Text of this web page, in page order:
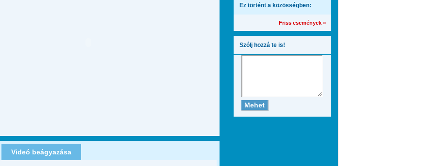
Videó beágyazása
Ez történt a közösségben:
Friss események »
Szólj hozzá te is!